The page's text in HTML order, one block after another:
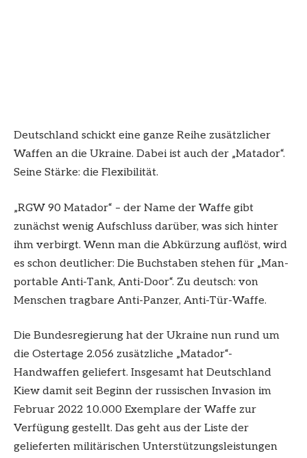
Deutschland schickt eine ganze Reihe zusätzlicher
Waffen an die Ukraine. Dabei ist auch der „Matador“.
Seine Stärke: die Flexibilität.
„RGW 90 Matador“ – der Name der Waffe gibt
zunächst wenig Aufschluss darüber, was sich hinter
ihm verbirgt. Wenn man die Abkürzung auflöst, wird
es schon deutlicher: Die Buchstaben stehen für „Man-
portable Anti-Tank, Anti-Door“. Zu deutsch: von
Menschen tragbare Anti-Panzer, Anti-Tür-Waffe.
Die Bundesregierung hat der Ukraine nun rund um
die Ostertage 2.056 zusätzliche „Matador“-
Handwaffen geliefert. Insgesamt hat Deutschland
Kiew damit seit Beginn der russischen Invasion im
Februar 2022 10.000 Exemplare der Waffe zur
Verfügung gestellt. Das geht aus der Liste der
gelieferten militärischen Unterstützungsleistungen